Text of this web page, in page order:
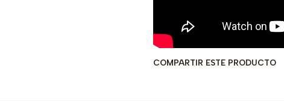
COMPARTIR ESTE PRODUCTO